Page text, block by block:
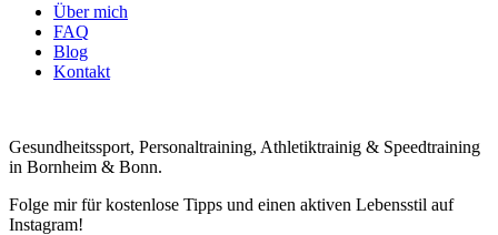
Über mich
FAQ
Blog
Kontakt
Gesundheitssport, Personaltraining, Athletiktrainig & Speedtraining
in Bornheim & Bonn.
Folge mir für kostenlose Tipps und einen aktiven Lebensstil auf
Instagram!